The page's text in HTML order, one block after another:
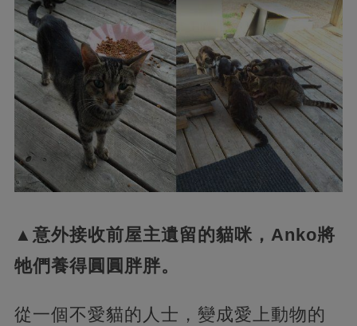
▲意外接收前屋主遺留的貓咪，Anko將
牠們養得圓圓胖胖。
從一個不愛貓的人士，變成愛上動物的